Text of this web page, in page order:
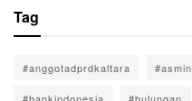
Tag
#anggotadprdkaltara